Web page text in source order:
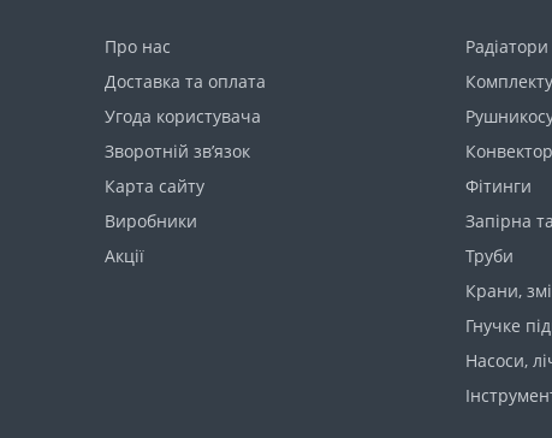
Про нас
Доставка та оплата
Угода користувача
Зворотній зв’язок
Карта сайту
Виробники
Акції
Фітинги
Запірна
Труби
Крани,
Гнучке
Насоси,